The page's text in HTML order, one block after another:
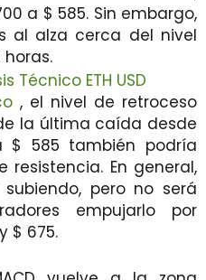
a $ 585. Sin embargo,
al alza cerca del nivel
horas.
, el nivel de retroceso
la última caída desde
585 también podría
En general,
pero no será
empujarlo por
$ 675.